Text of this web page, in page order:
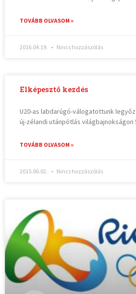
TOVÁBB OLVASOM »
2016.04.19. Nincs hozzászólás
Elképesztő kezdés
U20-as labdarúgó-válogatottunk
új-zélandi utánpótlás világbajnokságon
TOVÁBB OLVASOM »
2015.06.02. Nincs hozzászólás